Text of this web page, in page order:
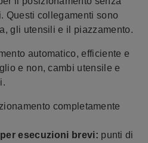
Questi collegamenti sono
gli utensili e il piazzamento.
automatico, efficiente e
e non, cambi utensile e
completamente
esecuzioni brevi: punti di